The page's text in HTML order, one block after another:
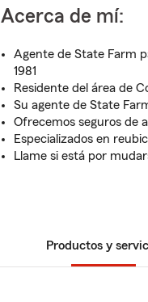
Acerca de mí:
Agente de State Farm
1981
Residente del área de
Su agente de State
Ofrecemos seguros de
Especializados en
Llame si está por
Productos y